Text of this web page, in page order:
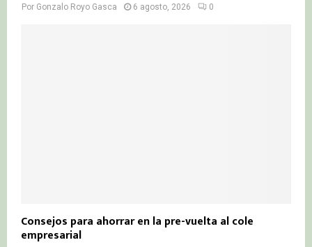
Por Gonzalo Royo Gasca 6 agosto, 2026 0
Consejos para ahorrar en la pre-vuelta al cole
empresarial